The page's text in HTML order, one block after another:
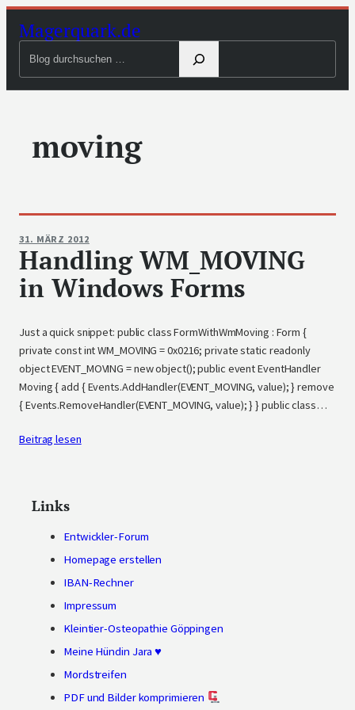
Zum
Inhalt
Magerquark.de
durchsuchen
moving
31. MÄRZ 2012
Handling WM_MOVING
in Windows Forms
Just a quick snippet: public class FormWithWmMoving : Form {
private const int WM_MOVING = 0x0216; private static readonly
object EVENT_MOVING = new object(); public event EventHandler
Moving { add { Events.AddHandler(EVENT_MOVING, value); } remove
{ Events.RemoveHandler(EVENT_MOVING, value); } } public class…
Beitrag lesen
Links
Entwickler-Forum
Homepage erstellen
IBAN-Rechner
Impressum
Kleintier-Osteopathie Göppingen
Meine Hündin Jara ♥
Mordstreifen
PDF und Bilder komprimieren